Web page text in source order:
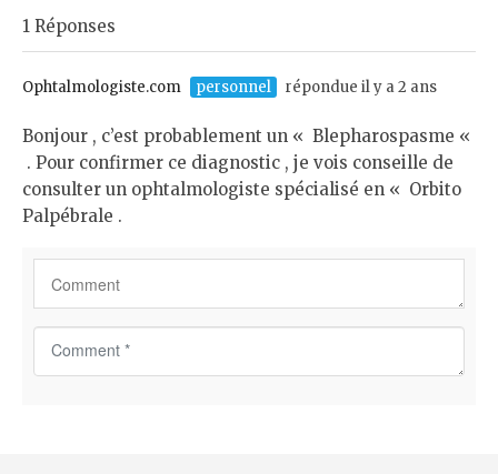
e
n
t
1 Réponses
Ophtalmologiste.com personnel répondue il y a 2 ans
Bonjour , c’est probablement un « Blepharospasme «
. Pour confirmer ce diagnostic , je vois conseille de
consulter un ophtalmologiste spécialisé en « Orbito
Palpébrale .